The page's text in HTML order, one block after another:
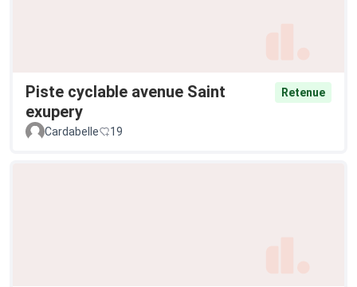
Piste cyclable avenue Saint
exupery
Retenue
Cardabelle 19